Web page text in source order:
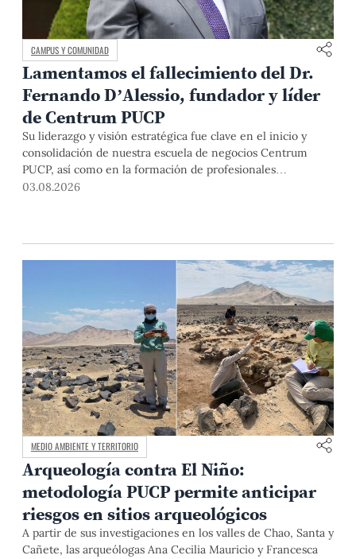
CAMPUS Y COMUNIDAD
Lamentamos el fallecimiento del Dr.
Fernando D’Alessio, fundador y líder
de Centrum PUCP
Su liderazgo y visión estratégica fue clave en el inicio y
consolidación de nuestra escuela de negocios Centrum
PUCP, así como en la formación de profesionales
empresariales comprometidos con el país. Por todo ello,
03.08.2026
MEDIO AMBIENTE Y TERRITORIO
Arqueología contra El Niño:
metodología PUCP permite anticipar
riesgos en sitios arqueológicos
A partir de sus investigaciones en los valles de Chao, Santa y
Cañete, las arqueólogas Ana Cecilia Mauricio y Francesca